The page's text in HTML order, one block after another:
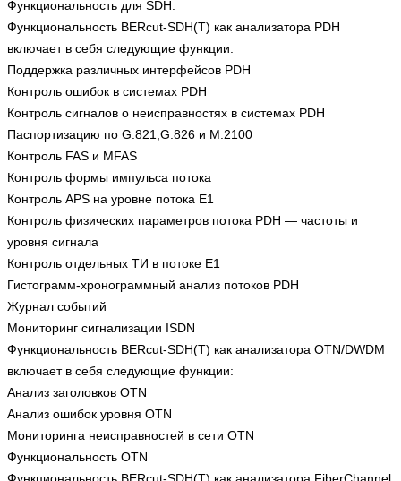
Функциональность для SDH.
Функциональность BERcut-SDH(T) как анализатора PDH
включает в себя следующие функции:
Поддержка различных интерфейсов PDH
Контроль ошибок в системах PDH
Контроль сигналов о неисправностях в системах PDH
Паспортизацию по G.821,G.826 и M.2100
Контроль FAS и MFAS
Контроль формы импульса потока
Контроль APS на уровне потока Е1
Контроль физических параметров потока PDH — частоты и
уровня сигнала
Контроль отдельных ТИ в потоке Е1
Гистограмм-хронограммный анализ потоков PDH
Журнал событий
Мониторинг сигнализации ISDN
Функциональность BERcut-SDH(T) как анализатора OTN/DWDM
включает в себя следующие функции:
Анализ заголовков OTN
Анализ ошибок уровня OTN
Мониторинга неисправностей в сети OTN
Функциональность OTN